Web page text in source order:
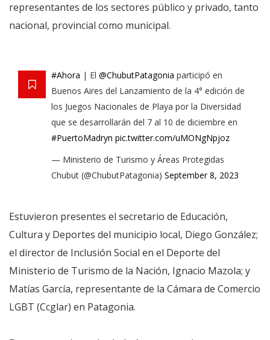
representantes de los sectores público y privado, tanto
nacional, provincial como municipal.
#Ahora | El @ChubutPatagonia participó en
Buenos Aires del Lanzamiento de la 4° edición de
los Juegos Nacionales de Playa por la Diversidad
que se desarrollarán del 7 al 10 de diciembre en
#PuertoMadryn pic.twitter.com/uMONgNpjoz
— Ministerio de Turismo y Áreas Protegidas
Chubut (@ChubutPatagonia) September 8, 2023
Estuvieron presentes el secretario de Educación,
Cultura y Deportes del municipio local, Diego González;
el director de Inclusión Social en el Deporte del
Ministerio de Turismo de la Nación, Ignacio Mazola; y
Matías García, representante de la Cámara de Comercio
LGBT (Ccglar) en Patagonia.